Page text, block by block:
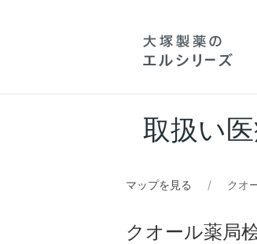
取扱い
マップを見る クオ
クオール薬局